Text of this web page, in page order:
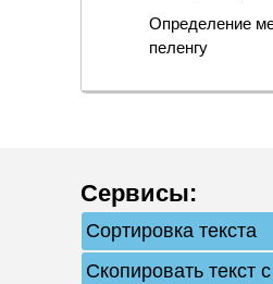
Определение
пеленгу
Сервисы:
Сортировка текста
Скопировать текст